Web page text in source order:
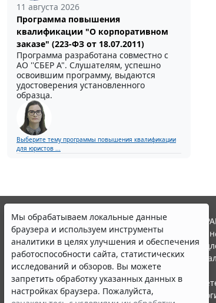
11 августа 2026
Программа повышения
квалификации "О корпоративном
заказе" (223-ФЗ от 18.07.2011)
Программа разработана совместно с
АО ''СБЕР А". Слушателям, успешно
освоившим программу, выдаются
удостоверения установленного
образца.
Выберите тему программы повышения квалификации
для юристов ...
Мы обрабатываем локальные данные
браузера и используем инструменты
аналитики в целях улучшения и обеспечения
работоспособности сайта, статистических
исследований и обзоров. Вы можете
запретить обработку указанных данных в
настройках браузера. Пожалуйста,
© ООО "НПП "ГАРАНТ-СЕРВИС", 2026. Система
участниками Российской ассоциации правовой
Все права на материалы сайта ГАРАНТ.РУ
Полное или частичное воспроизведение
Правила использования портала.
Портал ГАРАНТ.РУ зарегистрирован в качестве
надзору в сфере связи,информационных